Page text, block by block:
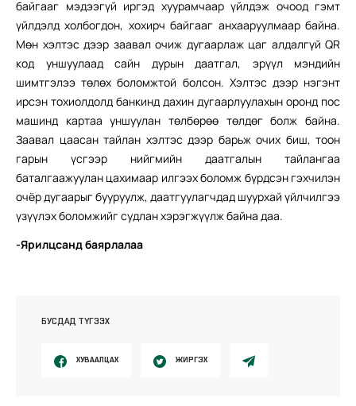
байгааг мэдээгүй иргэд хуурамчаар үйлдэж очоод гэмт
үйлдэлд холбогдон, хохирч байгааг анхааруулмаар байна.
Мөн хэлтэс дээр заавал очиж дугаарлаж цаг алдалгүй QR
код уншуулаад сайн дурын даатгал, эрүүл мэндийн
шимтгэлээ төлөх боломжтой болсон. Хэлтэс дээр нэгэнт
ирсэн тохиолдолд банкинд дахин дугаарлуулахын оронд пос
машинд картаа уншуулан төлбөрөө төлдөг болж байна.
Заавал цаасан тайлан хэлтэс дээр барьж очих биш, тоон
гарын үсгээр нийгмийн даатгалын тайлангаа
баталгаажуулан цахимаар илгээх боломж бүрдсэн гэхчилэн
очёр дугаарыг бууруулж, даатгуулагчдад шуурхай үйлчилгээ
үзүүлэх боломжийг судлан хэрэгжүүлж байна даа.
-Ярилцсанд баярлалаа
БУСДАД ТҮГЭЭХ
ХУВААЛЦАХ ЖИРГЭХ